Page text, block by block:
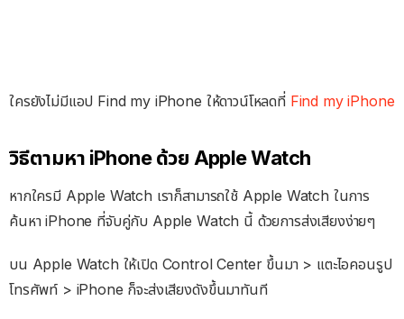
ใครยังไม่มีแอป Find my iPhone ให้ดาวน์โหลดที่ Find my iPhone
วิธีตามหา iPhone ด้วย Apple Watch
หากใครมี Apple Watch เราก็สามารถใช้ Apple Watch ในการ
ค้นหา iPhone ที่จับคู่กับ Apple Watch นี้ ด้วยการส่งเสียงง่ายๆ
บน Apple Watch ให้เปิด Control Center ขึ้นมา > แตะไอคอนรูป
โทรศัพท์ > iPhone ก็จะส่งเสียงดังขึ้นมาทันที